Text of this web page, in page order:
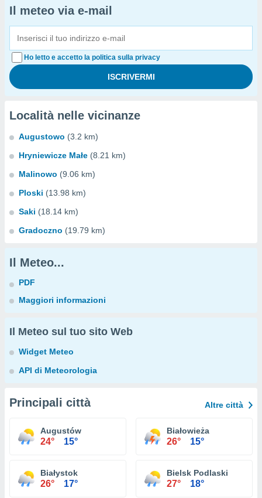
Il meteo via e-mail
Ho letto e accetto la politica sulla privacy
Località nelle vicinanze
Augustowo (3.2 km)
Hryniewicze Małe (8.21 km)
Malinowo (9.06 km)
Ploski (13.98 km)
Saki (18.14 km)
Gradoczno (19.79 km)
Il Meteo...
PDF
Maggiori informazioni
Il Meteo sul tuo sito Web
Widget Meteo
API di Meteorologia
Principali città Altre città
Augustów
24° 15°
Białowieża
26° 15°
Białystok
26° 17°
Bielsk Podlaski
27° 18°